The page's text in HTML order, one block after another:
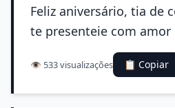
Feliz aniversário, tia de
te presenteie com amor
👁️ 533 visualizações 📋 Copiar